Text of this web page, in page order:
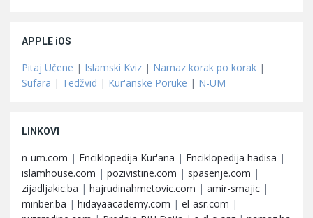
APPLE iOS
Pitaj Učene | Islamski Kviz | Namaz korak po korak |
Sufara | Tedžvid | Kur'anske Poruke | N-UM
LINKOVI
n-um.com | Enciklopedija Kur'ana | Enciklopedija hadisa |
islamhouse.com | pozivistine.com | spasenje.com |
zijadljakic.ba | hajrudinahmetovic.com | amir-smajic |
minber.ba | hidayaacademy.com | el-asr.com |